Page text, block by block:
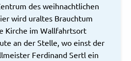
des weihnachtlichen
wird uraltes Brauchtum
Kirche im Wallfahrtsort
an der Stelle, wo einst der
Ferdinand Sertl ein